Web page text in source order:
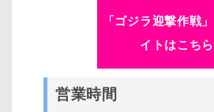
「ゴジラ迎撃作戦
イトはこちら
営業時間